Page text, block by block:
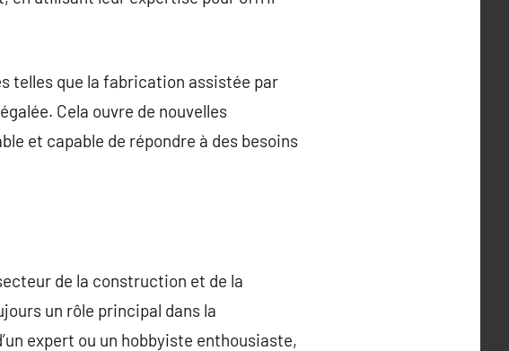
telles que la fabrication assistée par
Cela ouvre de nouvelles
et capable de répondre à des besoins
de la construction et de la
un rôle principal dans la
expert ou un hobbyiste enthousiaste,